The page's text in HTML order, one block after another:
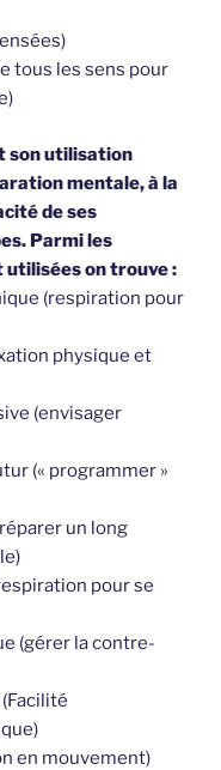
tous les sens pour
son utilisation
mentale, à la
de ses
Parmi les
utilisées on trouve :
(respiration pour
physique et
(envisager
(« programmer »
un long
pour se
(gérer la contre-
en mouvement)